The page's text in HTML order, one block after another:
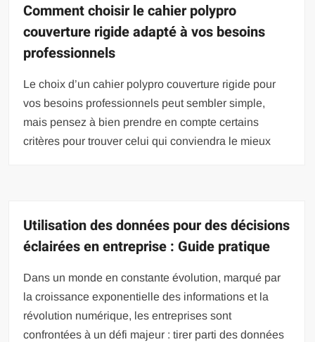
Comment choisir le cahier polypro
couverture rigide adapté à vos besoins
professionnels
Le choix d’un cahier polypro couverture rigide pour
vos besoins professionnels peut sembler simple,
mais pensez à bien prendre en compte certains
critères pour trouver celui qui conviendra le mieux
Utilisation des données pour des décisions
éclairées en entreprise : Guide pratique
Dans un monde en constante évolution, marqué par
la croissance exponentielle des informations et la
révolution numérique, les entreprises sont
confrontées à un défi majeur : tirer parti des données